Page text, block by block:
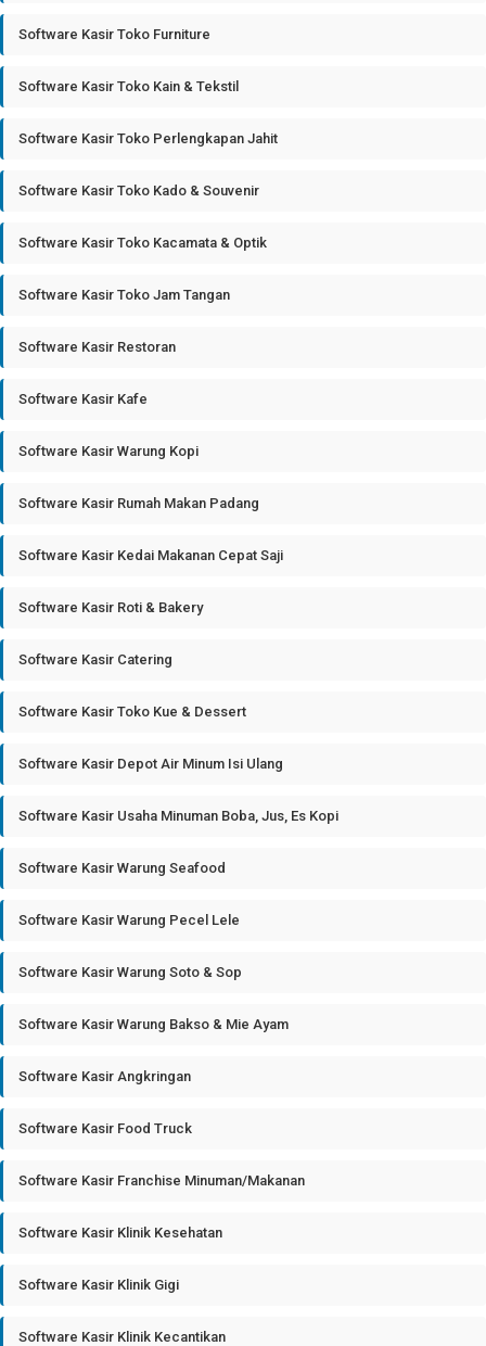
Software Kasir Toko Furniture
Software Kasir Toko Kain & Tekstil
Software Kasir Toko Perlengkapan Jahit
Software Kasir Toko Kado & Souvenir
Software Kasir Toko Kacamata & Optik
Software Kasir Toko Jam Tangan
Software Kasir Restoran
Software Kasir Kafe
Software Kasir Warung Kopi
Software Kasir Rumah Makan Padang
Software Kasir Kedai Makanan Cepat Saji
Software Kasir Roti & Bakery
Software Kasir Catering
Software Kasir Toko Kue & Dessert
Software Kasir Depot Air Minum Isi Ulang
Software Kasir Usaha Minuman Boba, Jus, Es Kopi
Software Kasir Warung Seafood
Software Kasir Warung Pecel Lele
Software Kasir Warung Soto & Sop
Software Kasir Warung Bakso & Mie Ayam
Software Kasir Angkringan
Software Kasir Food Truck
Software Kasir Franchise Minuman/Makanan
Software Kasir Klinik Kesehatan
Software Kasir Klinik Gigi
Software Kasir Klinik Kecantikan